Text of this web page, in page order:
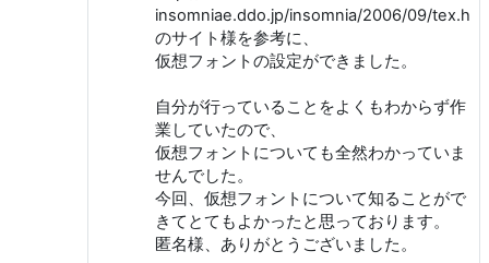
insomniae.ddo.jp/insomnia/2006/09/
のサイト様を参考に、
仮想フォントの設定ができました。
自分が行っていることをよくもわからず作
業していたので、
仮想フォントについても全然わかっていま
せんでした。
今回、仮想フォントについて知ることがで
きてとてもよかったと思っております。
匿名様、ありがとうございました。